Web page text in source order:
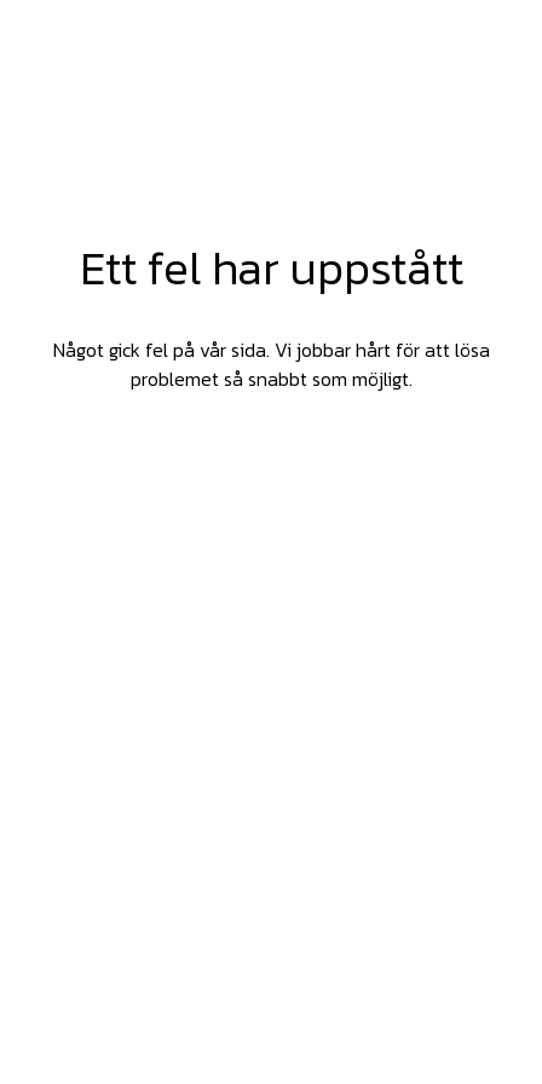
Ett fel har uppstått
Något gick fel på vår sida. Vi jobbar hårt för att lösa
problemet så snabbt som möjligt.